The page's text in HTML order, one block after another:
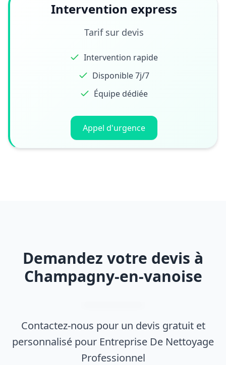
Intervention express
Tarif sur devis
Intervention rapide
Disponible 7j/7
Équipe dédiée
Appel d'urgence
Demandez votre devis à
Champagny-en-vanoise
Contactez-nous pour un devis gratuit et
personnalisé pour Entreprise De Nettoyage
Professionnel